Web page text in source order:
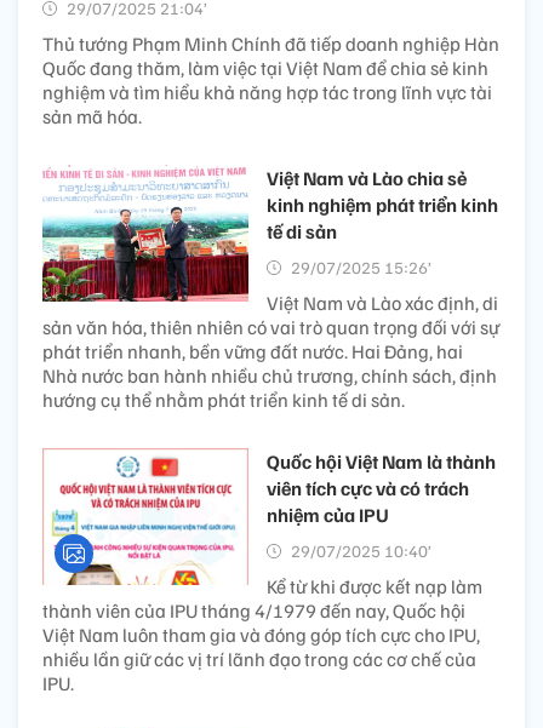
29/07/2025 21:04’
Thủ tướng Phạm Minh Chính đã tiếp doanh nghiệp Hàn
Quốc đang thăm, làm việc tại Việt Nam để chia sẻ kinh
nghiệm và tìm hiểu khả năng hợp tác trong lĩnh vực tài
sản mã hóa.
Việt Nam và Lào chia sẻ
kinh nghiệm phát triển kinh
tế di sản
29/07/2025 15:26’
Việt Nam và Lào xác định, di
sản văn hóa, thiên nhiên có vai trò quan trọng đối với sự
phát triển nhanh, bền vững đất nước. Hai Đảng, hai
Nhà nước ban hành nhiều chủ trương, chính sách, định
hướng cụ thể nhằm phát triển kinh tế di sản.
Quốc hội Việt Nam là thành
viên tích cực và có trách
nhiệm của IPU
29/07/2025 10:40’
Kể từ khi được kết nạp làm
thành viên của IPU tháng 4/1979 đến nay, Quốc hội
Việt Nam luôn tham gia và đóng góp tích cực cho IPU,
nhiều lần giữ các vị trí lãnh đạo trong các cơ chế của
IPU.